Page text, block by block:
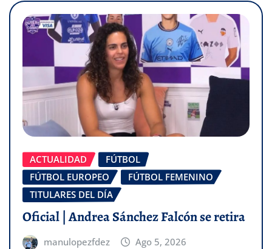
ACTUALIDAD
FÚTBOL
FÚTBOL EUROPEO
FÚTBOL FEMENINO
TITULARES DEL DÍA
Oficial | Andrea Sánchez Falcón se retira
manulopezfdez Ago 5, 2026